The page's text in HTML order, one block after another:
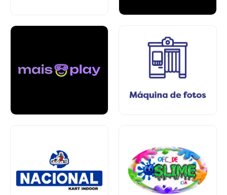
Piso 1
Entretenimento e
Entretenimento e
Subsolo
Brinquedos
Piso 1